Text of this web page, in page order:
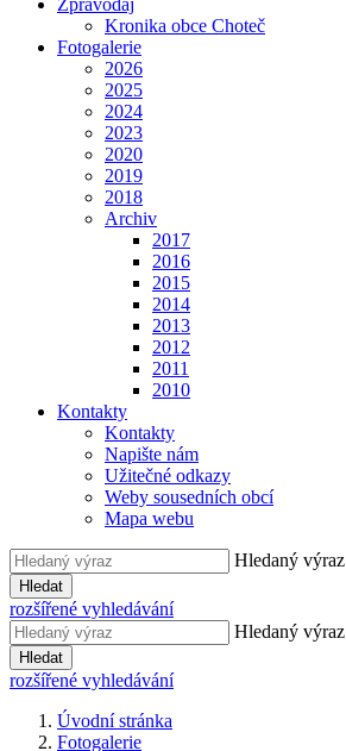
Zpravodaj
Kronika obce Choteč
Fotogalerie
2026
2025
2024
2023
2020
2019
2018
Archiv
2017
2016
2015
2014
2013
2012
2011
2010
Kontakty
Kontakty
Napište nám
Užitečné odkazy
Weby sousedních obcí
Mapa webu
Hledaný výraz
Hledat
rozšířené vyhledávání
Hledaný výraz
Hledat
rozšířené vyhledávání
Úvodní stránka
Fotogalerie